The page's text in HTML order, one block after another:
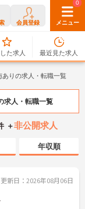
会員登録 メニュー
0
た求人
0
最近見た求人
りの求人・転職一覧
求人・転職一覧
＋非公開求人
年収順
更新日：2026年08月06日